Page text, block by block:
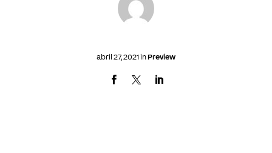
abril 27, 2021 inPreview